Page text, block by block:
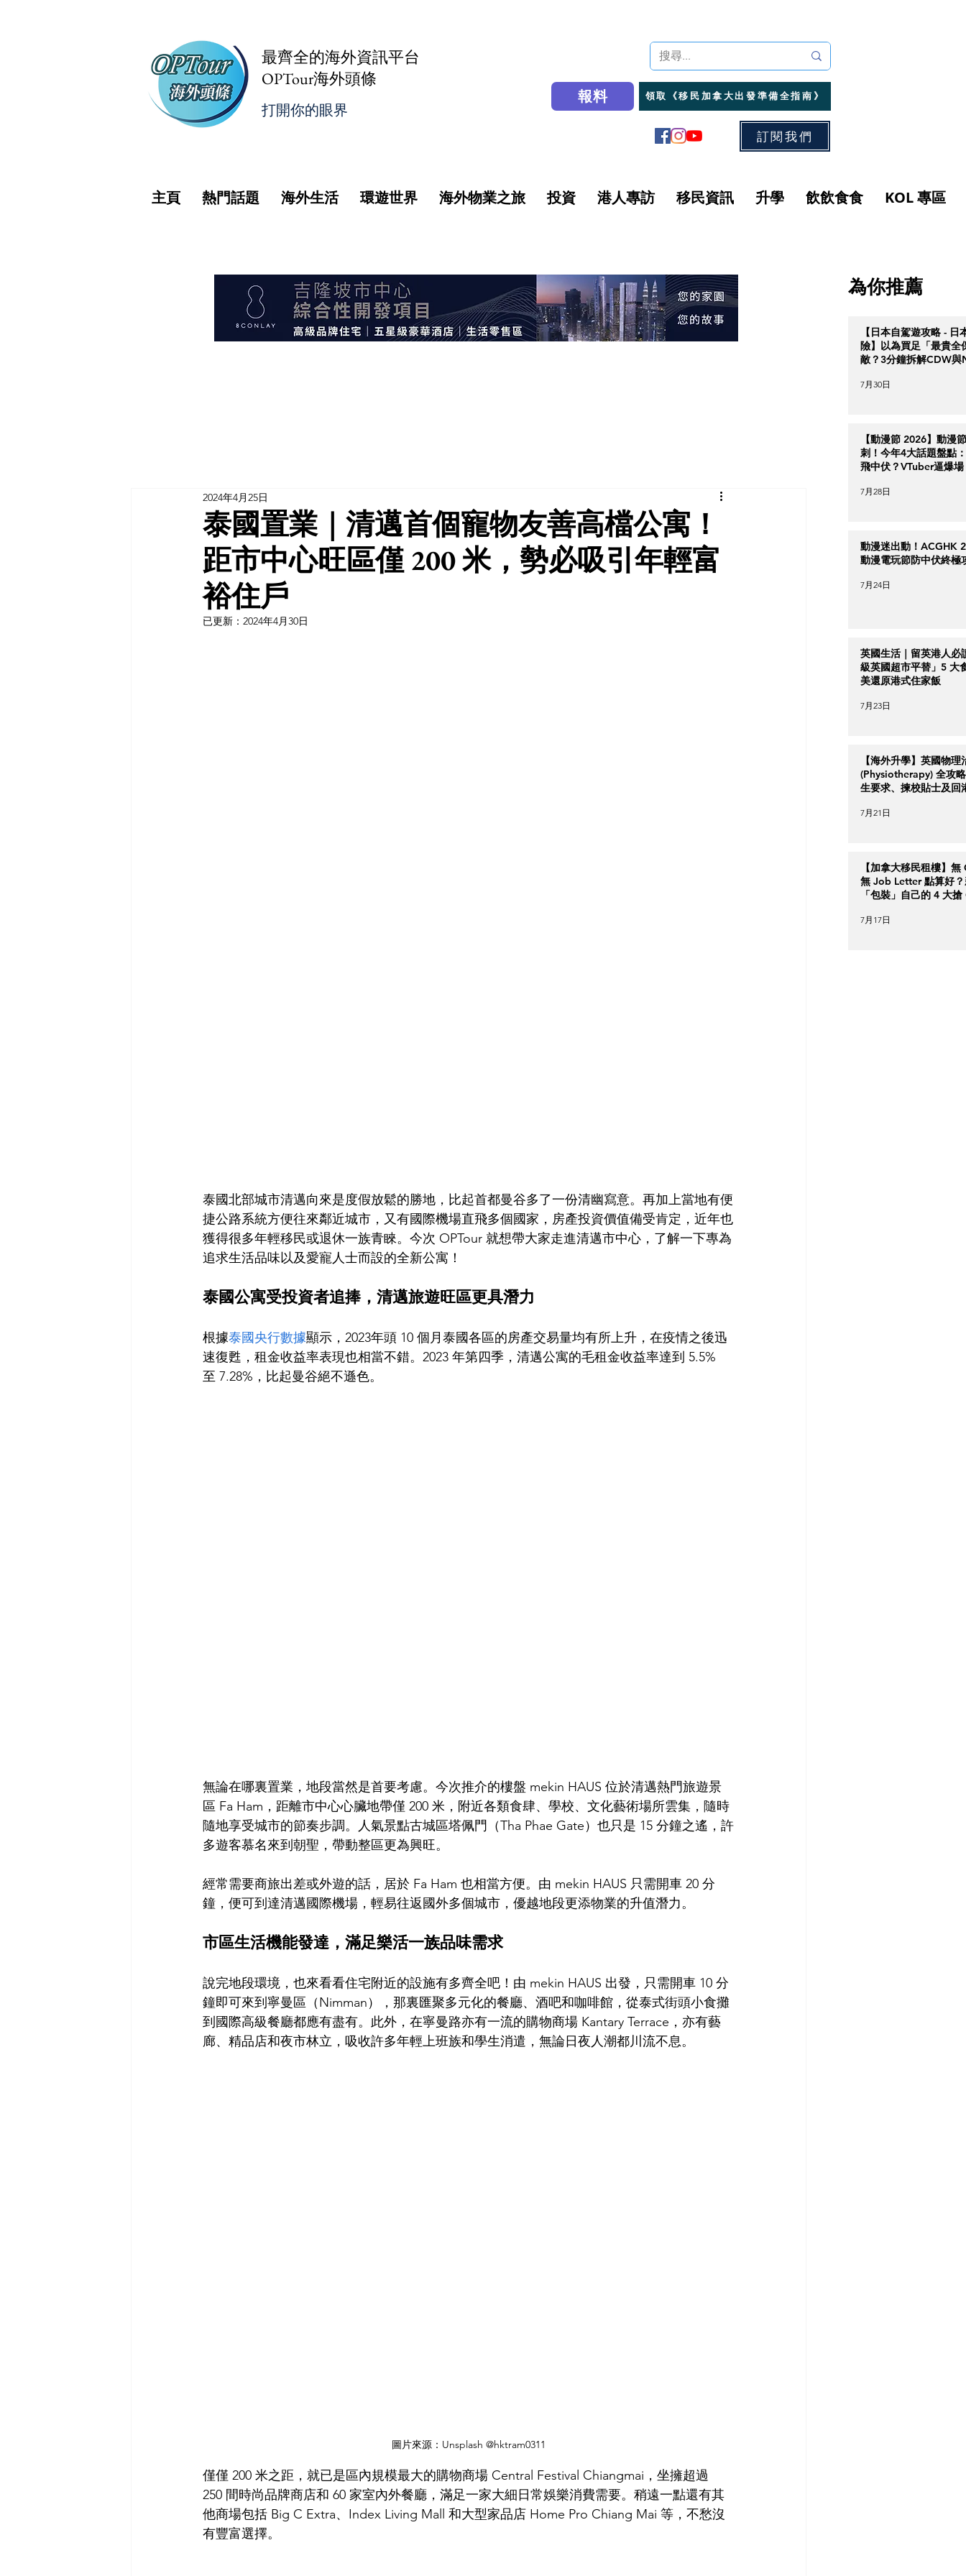
最齊全的海外資訊平台
OPTour海外頭條
打開你的眼界
報料 領取《移民加拿大出發準備全指南》
訂閱我們
主頁 熱門話題 海外生活 環遊世界 海外物業之旅 投資 港人專訪 移民資訊 升學 飲飲食食 KOL 專區
泰國置業｜清邁首個寵物友善高檔公寓！
距市中心旺區僅 200 米，勢必吸引年輕富
裕住戶
2024年4月25日
已更新： 2024年4月30日
泰國北部城市清邁向來是度假放鬆的勝地，比起首都曼谷多了一份清幽寫意。再加上當地有便
捷公路系統方便往來鄰近城市，又有國際機場直飛多個國家，房產投資價值備受肯定，近年也
獲得很多年輕移民或退休一族青睞。今次 OPTour 就想帶大家走進清邁市中心，了解一下專為
追求生活品味以及愛寵人士而設的全新公寓！
泰國公寓受投資者追捧，清邁旅遊旺區更具潛力
根據泰國央行數據顯示，2023年頭 10 個月泰國各區的房產交易量均有所上升，在疫情之後迅
速復甦，租金收益率表現也相當不錯。2023 年第四季，清邁公寓的毛租金收益率達到 5.5%
至 7.28%，比起曼谷絕不遜色。
無論在哪裏置業，地段當然是首要考慮。今次推介的樓盤 mekin HAUS 位於清邁熱門旅遊景
區 Fa Ham，距離市中心心臟地帶僅 200 米，附近各類食肆、學校、文化藝術場所雲集，隨時
隨地享受城市的節奏步調。人氣景點古城區塔佩門（Tha Phae Gate）也只是 15 分鐘之遙，許
多遊客慕名來到朝聖，帶動整區更為興旺。
經常需要商旅出差或外遊的話，居於 Fa Ham 也相當方便。由 mekin HAUS 只需開車 20 分
鐘，便可到達清邁國際機場，輕易往返國外多個城市，優越地段更添物業的升值潛力。
市區生活機能發達，滿足樂活一族品味需求
說完地段環境，也來看看住宅附近的設施有多齊全吧！由 mekin HAUS 出發，只需開車 10 分
鐘即可來到寧曼區（Nimman），那裏匯聚多元化的餐廳、酒吧和咖啡館，從泰式街頭小食攤
到國際高級餐廳都應有盡有。此外，在寧曼路亦有一流的購物商場 Kantary Terrace，亦有藝
廊、精品店和夜市林立，吸收許多年輕上班族和學生消遣，無論日夜人潮都川流不息。
圖片來源：Unsplash @hktram0311
僅僅 200 米之距，就已是區內規模最大的購物商場 Central Festival Chiangmai，坐擁超過
250 間時尚品牌商店和 60 家室內外餐廳，滿足一家大細日常娛樂消費需要。稍遠一點還有其
他商場包括 Big C Extra、Index Living Mall 和大型家品店 Home Pro Chiang Mai 等，不愁沒
有豐富選擇。
為你推薦
【日本自駕遊攻略 - 日
險】以為買足「最貴全
敵？3分鐘拆解CDW與
7月30日
【動漫節 2026】動漫
刺！今年4大話題盤點
飛中伏？VTuber逼爆場
7月28日
動漫迷出動！ACGHK
動漫電玩節防中伏終極
7月24日
英國生活｜留英港人必
級英國超市平替」5 大
美還原港式住家飯
7月23日
【海外升學】英國物理
(Physiotherapy) 全攻
生要求、揀校貼士及回
7月21日
【加拿大移民租樓】
無 Job Letter 點算好
「包裝」自己的 4 大
7月17日